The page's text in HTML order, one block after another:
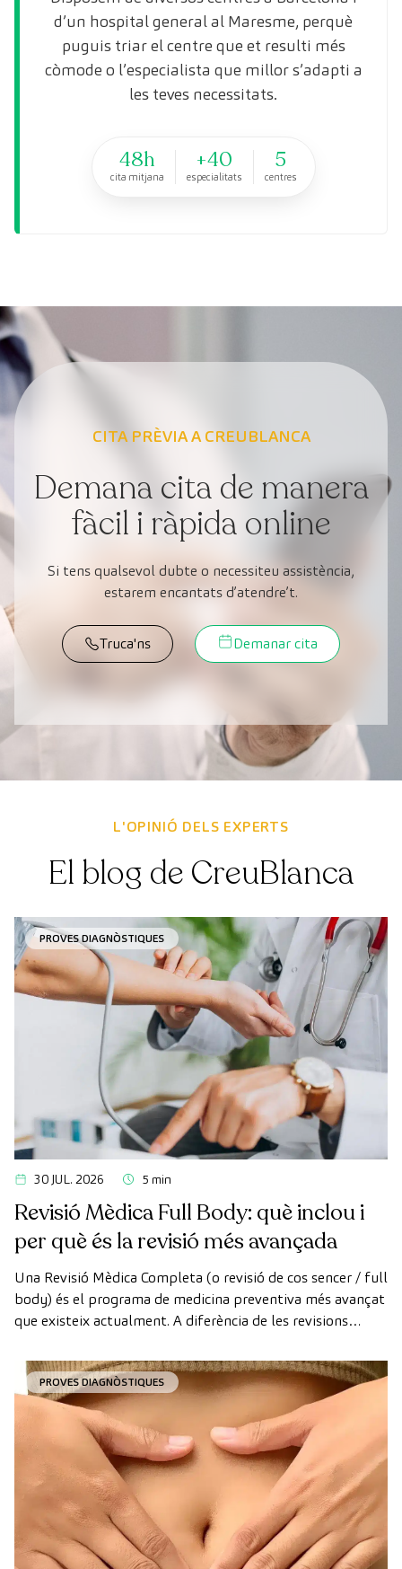
d’un hospital general al Maresme, perquè
puguis triar el centre que et resulti més
còmode o l’especialista que millor s’adapti a
les teves necessitats.
48h
cita mitjana
+40
especialitats
5
centres
CITA PRÈVIA A CREUBLANCA
Demana cita de manera
fàcil i ràpida online
Si tens qualsevol dubte o necessiteu assistència,
estarem encantats d’atendre’t.
Truca'ns Demanar cita
L'OPINIÓ DELS EXPERTS
El blog de CreuBlanca
PROVES DIAGNÒSTIQUES
30 JUL. 2026 5 min
Revisió Mèdica Full Body: què inclou i
per què és la revisió més avançada
Una Revisió Mèdica Completa (o revisió de cos sencer / full
body) és el programa de medicina preventiva més avançat
que existeix actualment. A diferència de les revisions
diagnòstic per la imatge d'última generació per avaluar de
manera exhaustiva l'estat dels òrgans vitals, el sistema
vascular i el cervell abans que apareguin els primers
símptomes.
PROVES DIAGNÒSTIQUES